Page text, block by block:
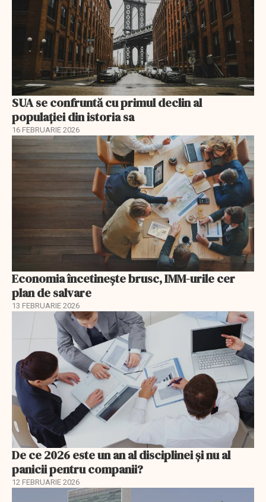
SUA se confruntă cu primul declin al
populației din istoria sa
16 FEBRUARIE 2026
Economia încetinește brusc, IMM-urile cer
plan de salvare
13 FEBRUARIE 2026
De ce 2026 este un an al disciplinei și nu al
panicii pentru companii?
12 FEBRUARIE 2026